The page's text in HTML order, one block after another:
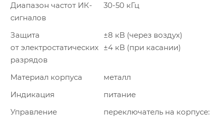
Диапазон частот ИК-
сигналов
30-50 кГц
Защита
от электростатических
разрядов
±8 кВ (через воздух)
±4 кВ (при касании)
Материал корпуса
металл
Индикация
питание
Управление
переключатель на корпусе: